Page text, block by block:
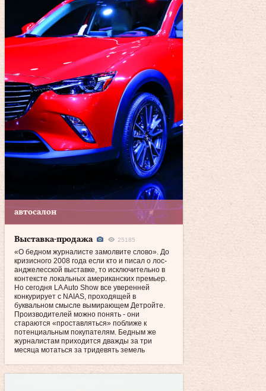
автосалон
Выставка-продажа 25185
«О бедном журналисте замолвите слово». До
кризисного 2008 года если кто и писал о лос-
анджелесской выставке, то исключительно в
контексте локальных американских премьер.
Но сегодня LA Auto Show все уверенней
конкурирует с NAIAS, проходящей в
буквальном смысле вымирающем Детройте.
Производителей можно понять - они
стараются «проставляться» поближе к
потенциальным покупателям. Бедным же
журналистам приходится дважды за три
месяца мотаться за тридевять земель